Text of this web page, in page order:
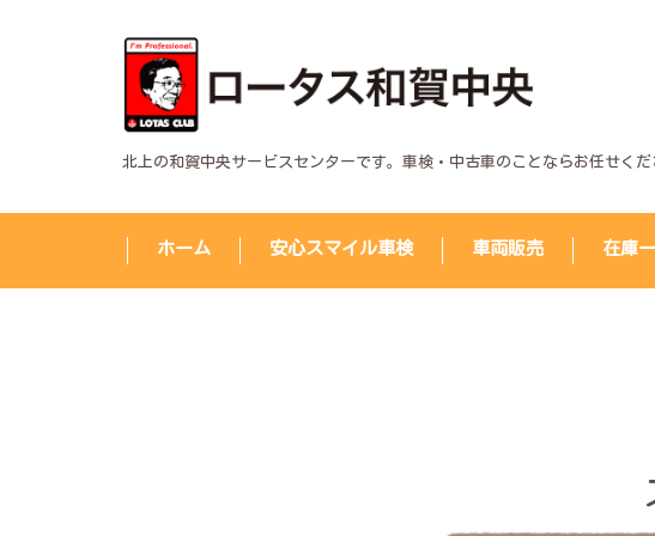
北上の和賀中央サービスセンターです。車検・中古車のことならお任せくだ
ホーム 安心スマイル車検 車両販売 在庫